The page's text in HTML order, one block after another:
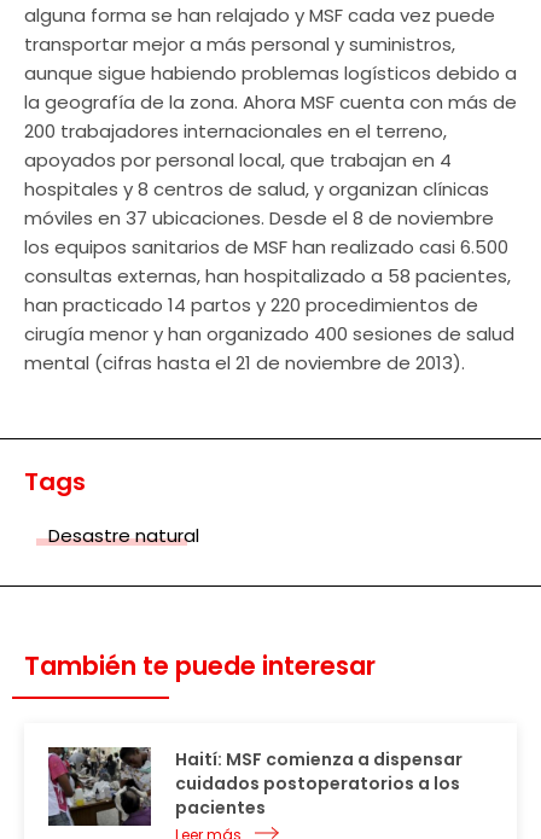
alguna forma se han relajado y MSF cada vez puede
transportar mejor a más personal y suministros,
aunque sigue habiendo problemas logísticos debido a
la geografía de la zona. Ahora MSF cuenta con más de
200 trabajadores internacionales en el terreno,
apoyados por personal local, que trabajan en 4
hospitales y 8 centros de salud, y organizan clínicas
móviles en 37 ubicaciones. Desde el 8 de noviembre
los equipos sanitarios de MSF han realizado casi 6.500
consultas externas, han hospitalizado a 58 pacientes,
han practicado 14 partos y 220 procedimientos de
cirugía menor y han organizado 400 sesiones de salud
mental (cifras hasta el 21 de noviembre de 2013).
Tags
Desastre natural
También te puede interesar
Haití: MSF comienza a dispensar
cuidados postoperatorios a los
pacientes
Leer más